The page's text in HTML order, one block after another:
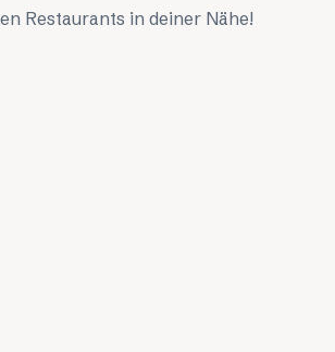
Restaurants in deiner Nähe!